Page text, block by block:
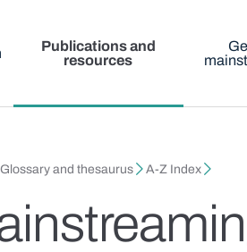
Publications and
resources
Glossary and thesaurus A-Z Index